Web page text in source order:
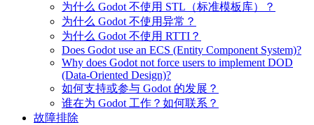
为什么 Godot 不使用 STL（标准模板库）？
为什么 Godot 不使用异常？
为什么 Godot 不使用 RTTI？
Does Godot use an ECS (Entity Component System)?
Why does Godot not force users to implement DOD
(Data-Oriented Design)?
如何支持或参与 Godot 的发展？
谁在为 Godot 工作？如何联系？
故障排除